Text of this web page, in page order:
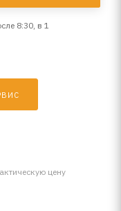
8:30, в 1
цену